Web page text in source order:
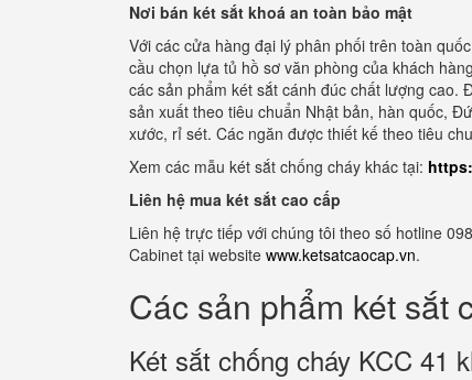
Nơi bán két sắt khoá an toàn bảo mật
Với các cửa hàng đại lý phân phối trên toàn
cầu chọn lựa tủ hồ sơ văn phòng của khách
các sản phẩm két sắt cánh đúc chất lượng
sản xuất theo tiêu chuẩn Nhật bản, hàn quốc,
xước, rỉ sét. Các ngăn được thiết kế theo tiêu
Xem các mẫu két sắt chống cháy khác tại:
Liên hệ mua két sắt cao cấp
Liên hệ trực tiếp với chúng tôi theo số hotline
Cabinet tại website www.ketsatcaocap.vn.
Các sản phẩm két sắt
Két sắt chống cháy KCC 41